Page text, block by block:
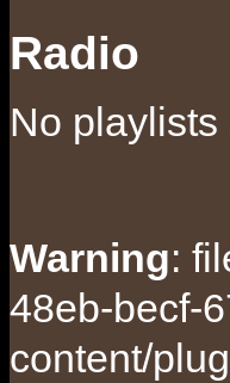
Radio
No
Warning:
48eb-becf-
content/